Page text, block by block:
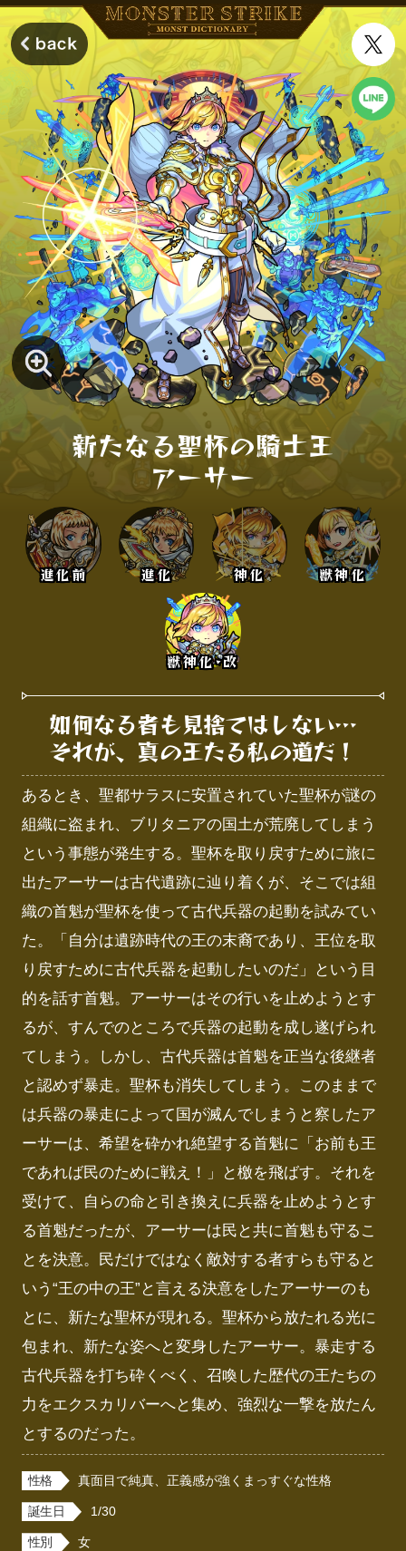
新たなる聖杯の騎士王
アーサー
進化前 進化 神化 獣神化
獣神化･改
如何なる者も見捨てはしない…
それが、真の王たる私の道だ！
あるとき、聖都サラスに安置されていた聖杯が謎の
組織に盗まれ、ブリタニアの国土が荒廃してしまう
という事態が発生する。聖杯を取り戻すために旅に
出たアーサーは古代遺跡に辿り着くが、そこでは組
織の首魁が聖杯を使って古代兵器の起動を試みてい
た。「自分は遺跡時代の王の末裔であり、王位を取
り戻すために古代兵器を起動したいのだ」という目
的を話す首魁。アーサーはその行いを止めようとす
るが、すんでのところで兵器の起動を成し遂げられ
てしまう。しかし、古代兵器は首魁を正当な後継者
と認めず暴走。聖杯も消失してしまう。このままで
は兵器の暴走によって国が滅んでしまうと察したア
ーサーは、希望を砕かれ絶望する首魁に「お前も王
であれば民のために戦え！」と檄を飛ばす。それを
受けて、自らの命と引き換えに兵器を止めようとす
る首魁だったが、アーサーは民と共に首魁も守るこ
とを決意。民だけではなく敵対する者すらも守ると
いう“王の中の王”と言える決意をしたアーサーのも
とに、新たな聖杯が現れる。聖杯から放たれる光に
包まれ、新たな姿へと変身したアーサー。暴走する
古代兵器を打ち砕くべく、召喚した歴代の王たちの
力をエクスカリバーへと集め、強烈な一撃を放たん
とするのだった。
性格 真面目で純真、正義感が強くまっすぐな性格
誕生日 1/30
性別 女